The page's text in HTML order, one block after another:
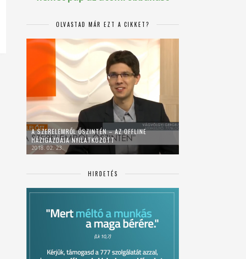
OLVASTAD MÁR EZT A CIKKET?
A SZERELEMRŐL ŐSZINTÉN – AZ OFFLINE
HÁZIGAZDÁJA NYILATKOZOTT
2018. 02. 23.
HIRDETÉS